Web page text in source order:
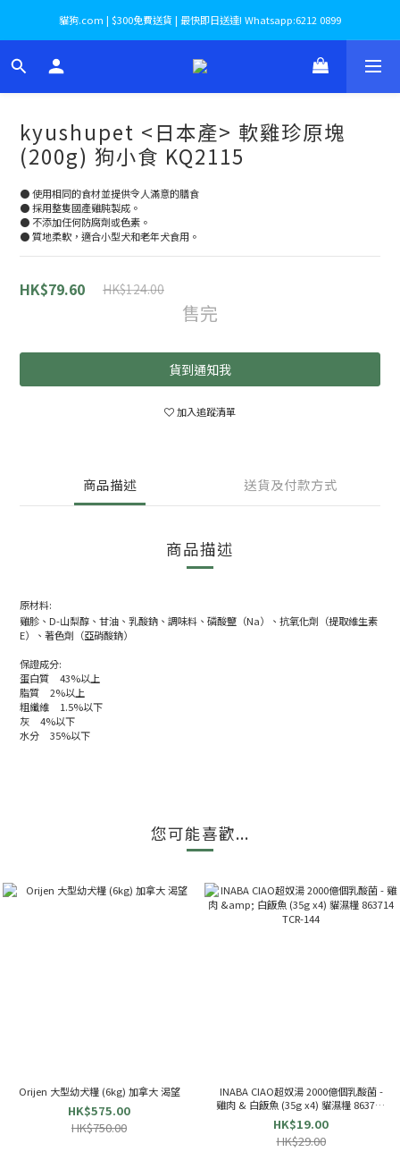
貓狗.com | $300免費送貨 | 最快即日送達! Whatsapp:6212 0899
kyushupet <日本產> 軟雞珍原塊
(200g) 狗小食 KQ2115
● 使用相同的食材並提供令人滿意的膳食
● 採用整隻國產雞肫製成。
● 不添加任何防腐劑或色素。
● 質地柔軟，適合小型犬和老年犬食用。
HK$79.60 HK$124.00
售完
貨到通知我
加入追蹤清單
商品描述 送貨及付款方式
商品描述
原材料:
雞胗、D-山梨醇、甘油、乳酸鈉、調味料、磷酸鹽（Na）、抗氧化劑（提取維生素
E）、著色劑（亞硝酸鈉）
保證成分:
蛋白質 43%以上
脂質 2%以上
粗纖維 1.5%以下
灰 4%以下
水分 35%以下
您可能喜歡...
Orijen 大型幼犬糧 (6kg) 加拿大 渴望
HK$575.00
HK$750.00
INABA CIAO超奴湯 2000億個乳酸菌 -
雞肉 & 白飯魚 (35g x4) 貓濕糧 863714
TCR-144
HK$19.00
HK$29.00